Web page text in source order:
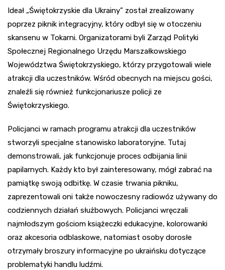
Ideał „Świętokrzyskie dla Ukrainy” został zrealizowany
poprzez piknik integracyjny, który odbył się w otoczeniu
skansenu w Tokarni. Organizatorami byli Zarząd Polityki
Społecznej Regionalnego Urzędu Marszałkowskiego
Województwa Świętokrzyskiego, którzy przygotowali wiele
atrakcji dla uczestników. Wśród obecnych na miejscu gości,
znaleźli się również funkcjonariusze policji ze
Świętokrzyskiego.
Policjanci w ramach programu atrakcji dla uczestników
stworzyli specjalne stanowisko laboratoryjne. Tutaj
demonstrowali, jak funkcjonuje proces odbijania linii
papilarnych. Każdy kto był zainteresowany, mógł zabrać na
pamiątkę swoją odbitkę. W czasie trwania pikniku,
zaprezentowali oni także nowoczesny radiowóz używany do
codziennych działań służbowych. Policjanci wręczali
najmłodszym gościom książeczki edukacyjne, kolorowanki
oraz akcesoria odblaskowe, natomiast osoby dorosłe
otrzymały broszury informacyjne po ukraińsku dotyczące
problematyki handlu ludźmi.